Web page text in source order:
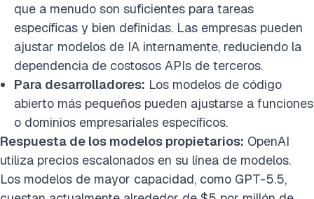
que a menudo son suficientes para tareas
específicas y bien definidas. Las empresas pueden
ajustar modelos de IA internamente, reduciendo la
dependencia de costosos APIs de terceros.
Para desarrolladores: Los modelos de código
abierto más pequeños pueden ajustarse a funciones
o dominios empresariales específicos.
Respuesta de los modelos propietarios: OpenAI
utiliza precios escalonados en su línea de modelos.
Los modelos de mayor capacidad, como GPT-5.5,